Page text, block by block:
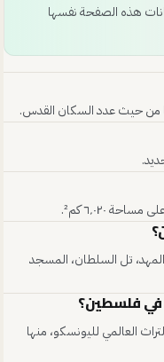
هذه الصفحة نفسها
من حيث عدد السكان القدس.
تل السلطان، المسجد
في فلسطين؟
التراث العالمي لليونسكو، منها